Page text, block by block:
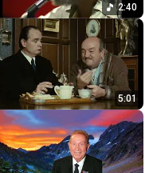
2:40
5:01